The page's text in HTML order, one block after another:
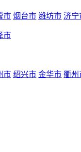
市 烟台市 潍坊市 济宁
市
市 绍兴市 金华市 衢州